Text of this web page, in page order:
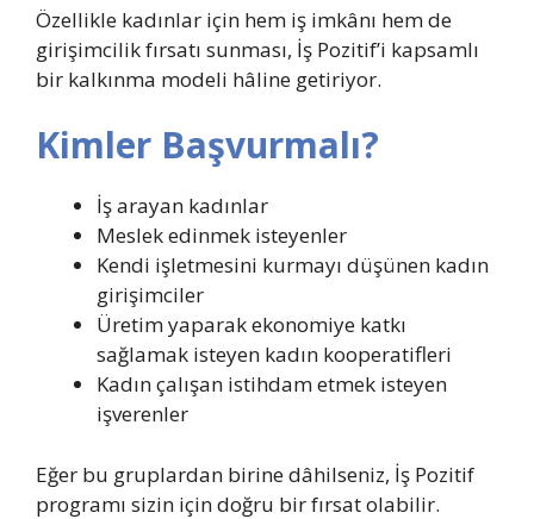
Özellikle kadınlar için hem iş imkânı hem de
girişimcilik fırsatı sunması, İş Pozitif’i kapsamlı
bir kalkınma modeli hâline getiriyor.
Kimler Başvurmalı?
İş arayan kadınlar
Meslek edinmek isteyenler
Kendi işletmesini kurmayı düşünen kadın
girişimciler
Üretim yaparak ekonomiye katkı
sağlamak isteyen kadın kooperatifleri
Kadın çalışan istihdam etmek isteyen
işverenler
Eğer bu gruplardan birine dâhilseniz, İş Pozitif
programı sizin için doğru bir fırsat olabilir.